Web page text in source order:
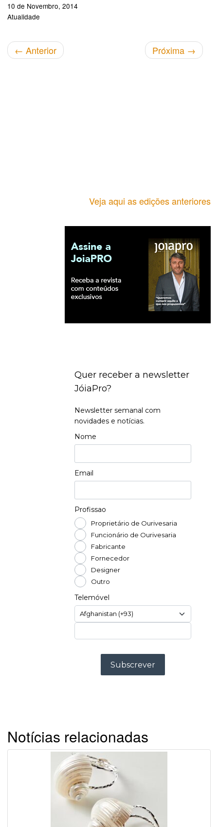
10 de Novembro, 2014
Atualidade
← Anterior Próxima →
Veja aqui as edições anteriores
Notícias relacionadas